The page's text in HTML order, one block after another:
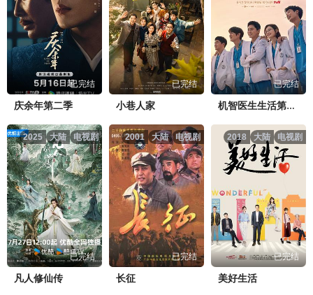
已完结
庆余年第二季
已完结
小巷人家
已完结
机智医生生活第二季
电视剧
大陆
2025
已完结
凡人修仙传
电视剧
大陆
2001
已完结
长征
电视剧
大陆
2018
已完结
美好生活